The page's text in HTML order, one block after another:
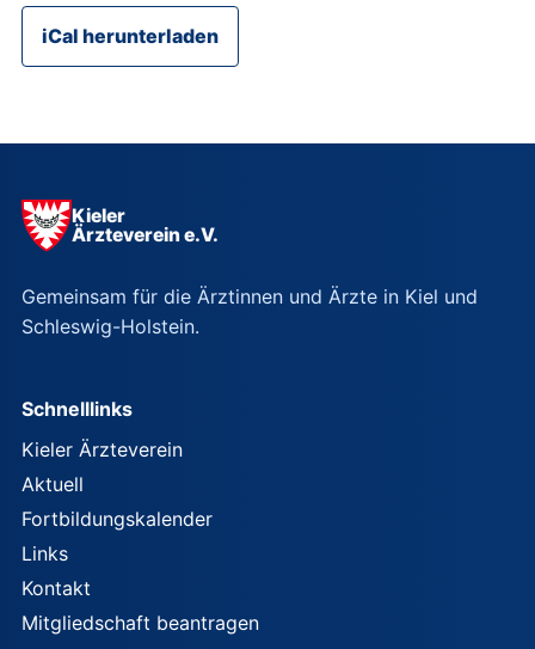
iCal herunterladen
Kieler
Ärzteverein e.V.
Gemeinsam für die Ärztinnen und Ärzte in Kiel und
Schleswig-Holstein.
Schnelllinks
Kieler Ärzteverein
Aktuell
Fortbildungskalender
Links
Kontakt
Mitgliedschaft beantragen